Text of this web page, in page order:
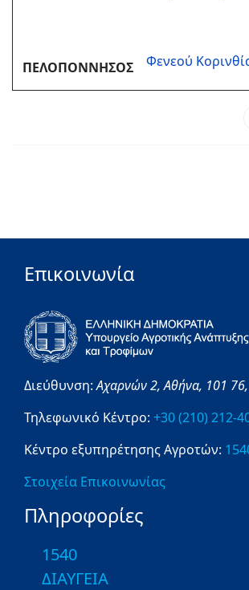
ΠΕΛΟΠΟΝΝΗΣΟΣ Φενεού
Επικοινωνία
Διεύθυνση:Αχαρνών 2,Αθήνα, 101 76,
Τηλεφωνικό Κέντρο: +30 (210) 212-
Κέντρο εξυπηρέτησης Αγροτών:
Στοιχεία Επικοινωνίας
Πληροφορίες
1540
ΔΙΑΥΓΕΙΑ